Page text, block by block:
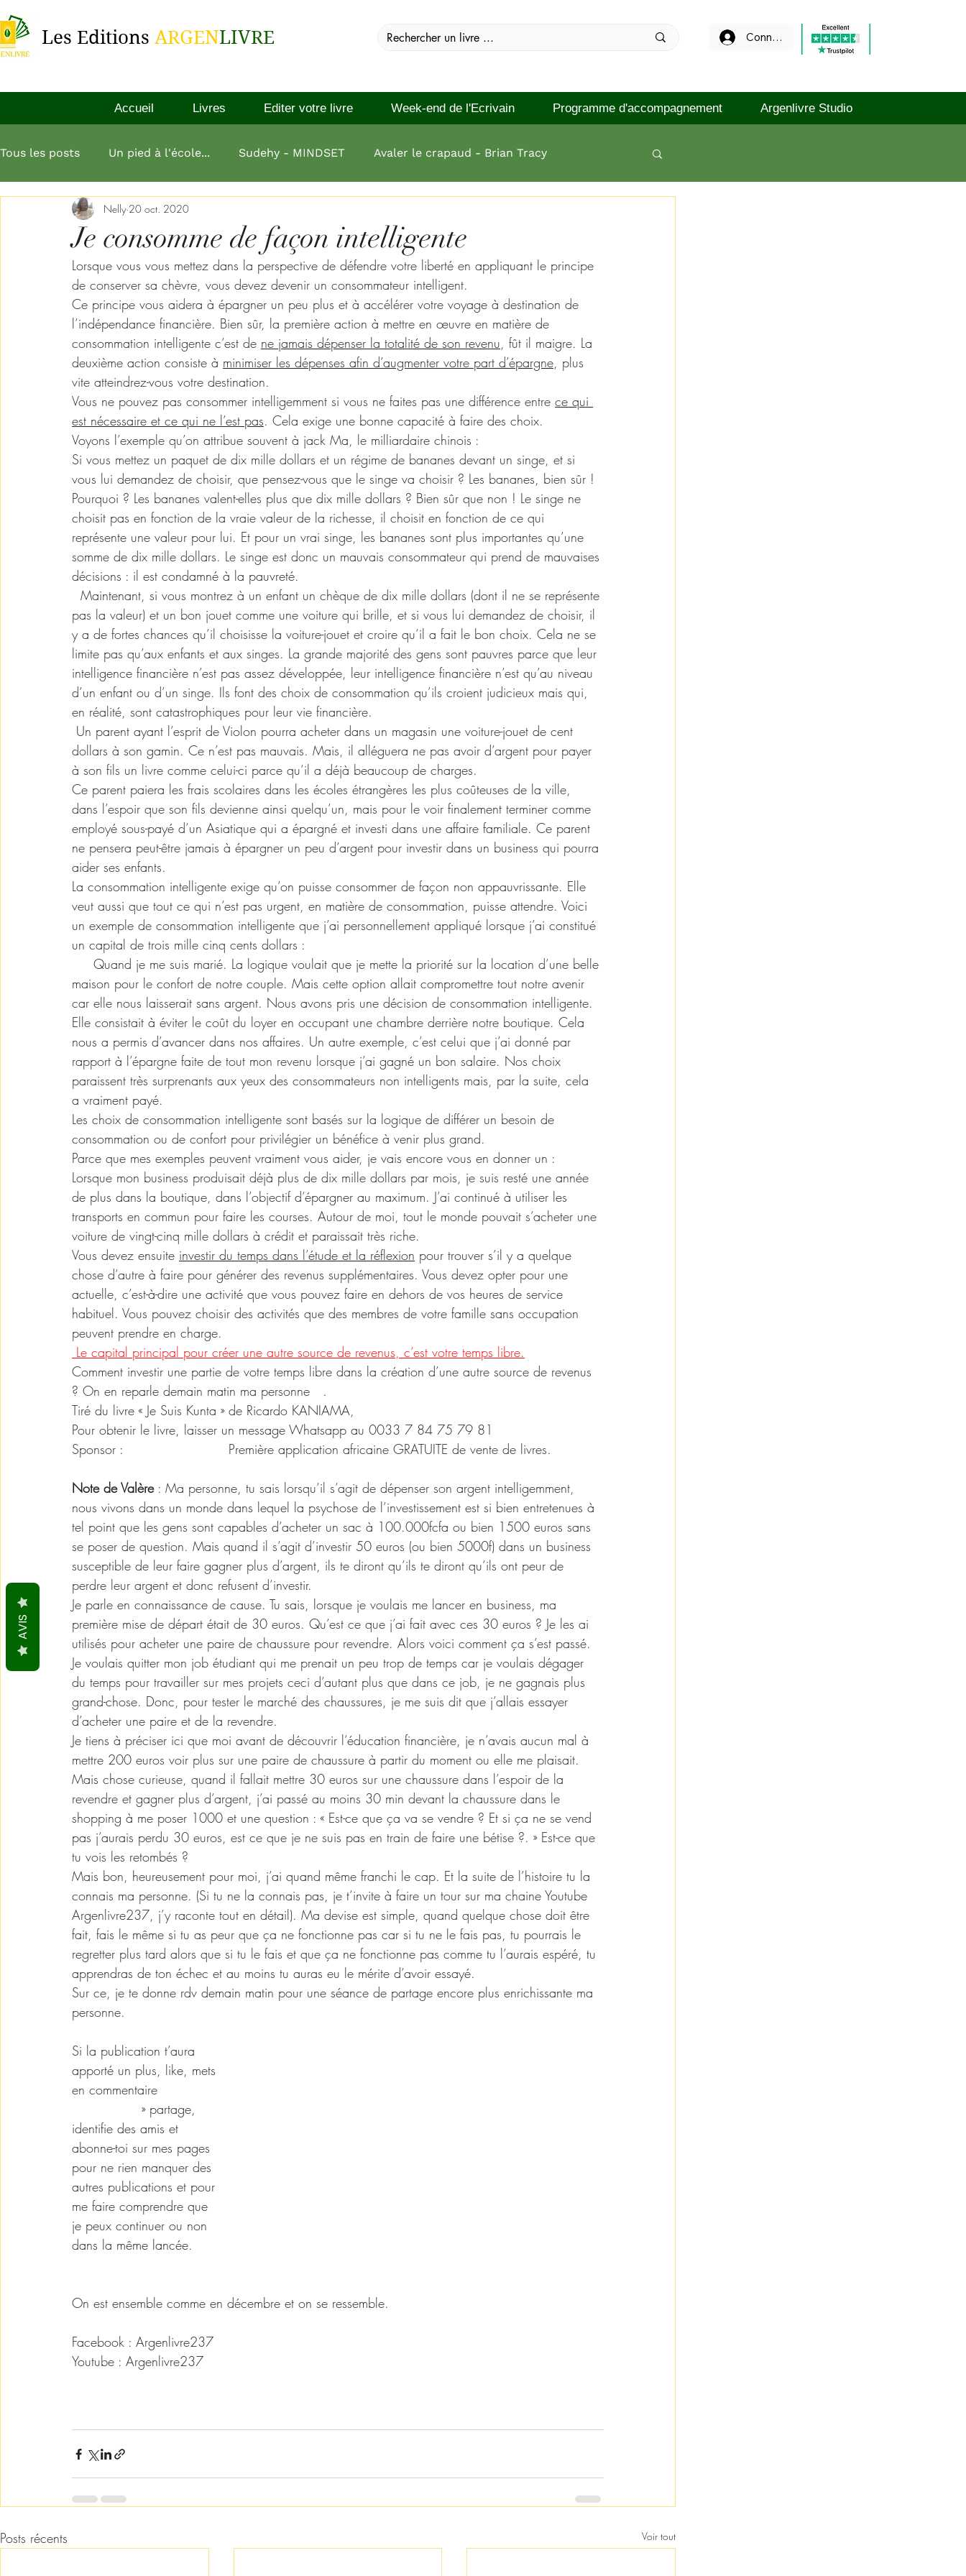
Les Editions ARGENLIVRE Connexion
Accueil Livres Editer votre livre Week-end de l'Ecrivain Programme d'accompagnement Argenlivre Studio
Tous les posts Un pied à l'école... Sudehy - MINDSET Avaler le crapaud - Brian Tracy
L'esprit millionnaire Aliko Dangote
L homme le plus riche de babylone
Je consomme de façon intelligente
Nelly 20 oct. 2020
Lorsque vous vous mettez dans la perspective de défendre votre liberté en appliquant le principe
de conserver sa chèvre, vous devez devenir un consommateur intelligent.
Ce principe vous aidera à épargner un peu plus et à accélérer votre voyage à destination de
l’indépendance financière. Bien sûr, la première action à mettre en œuvre en matière de
consommation intelligente c’est de ne jamais dépenser la totalité de son revenu, fût il maigre. La
deuxième action consiste à minimiser les dépenses afin d’augmenter votre part d’épargne, plus
vite atteindrez-vous votre destination.
Vous ne pouvez pas consommer intelligemment si vous ne faites pas une différence entre ce qui
est nécessaire et ce qui ne l’est pas. Cela exige une bonne capacité à faire des choix.
Voyons l’exemple qu’on attribue souvent à jack Ma, le milliardaire chinois :
Si vous mettez un paquet de dix mille dollars et un régime de bananes devant un singe, et si
vous lui demandez de choisir, que pensez-vous que le singe va choisir ? Les bananes, bien sûr !
Pourquoi ? Les bananes valent-elles plus que dix mille dollars ? Bien sûr que non ! Le singe ne
choisit pas en fonction de la vraie valeur de la richesse, il choisit en fonction de ce qui
représente une valeur pour lui. Et pour un vrai singe, les bananes sont plus importantes qu’une
somme de dix mille dollars. Le singe est donc un mauvais consommateur qui prend de mauvaises
décisions : il est condamné à la pauvreté.
pas la valeur) et un bon jouet comme une voiture qui brille, et si vous lui demandez de choisir, il
y a de fortes chances qu’il choisisse la voiture-jouet et croire qu’il a fait le bon choix. Cela ne se
limite pas qu’aux enfants et aux singes. La grande majorité des gens sont pauvres parce que leur
intelligence financière n’est pas assez développée, leur intelligence financière n’est qu’au niveau
d’un enfant ou d’un singe. Ils font des choix de consommation qu’ils croient judicieux mais qui,
en réalité, sont catastrophiques pour leur vie financière.
dollars à son gamin. Ce n’est pas mauvais. Mais, il alléguera ne pas avoir d’argent pour payer
à son fils un livre comme celui-ci parce qu’il a déjà beaucoup de charges.
Ce parent paiera les frais scolaires dans les écoles étrangères les plus coûteuses de la ville,
dans l’espoir que son fils devienne ainsi quelqu’un, mais pour le voir finalement terminer comme
employé sous-payé d’un Asiatique qui a épargné et investi dans une affaire familiale. Ce parent
ne pensera peut-être jamais à épargner un peu d’argent pour investir dans un business qui pourra
aider ses enfants.
La consommation intelligente exige qu’on puisse consommer de façon non appauvrissante. Elle
veut aussi que tout ce qui n’est pas urgent, en matière de consommation, puisse attendre. Voici
un exemple de consommation intelligente que j’ai personnellement appliqué lorsque j’ai constitué
un capital de trois mille cinq cents dollars :
maison pour le confort de notre couple. Mais cette option allait compromettre tout notre avenir
car elle nous laisserait sans argent. Nous avons pris une décision de consommation intelligente.
Elle consistait à éviter le coût du loyer en occupant une chambre derrière notre boutique. Cela
nous a permis d’avancer dans nos affaires. Un autre exemple, c’est celui que j’ai donné par
rapport à l’épargne faite de tout mon revenu lorsque j’ai gagné un bon salaire. Nos choix
paraissent très surprenants aux yeux des consommateurs non intelligents mais, par la suite, cela
a vraiment payé.
Les choix de consommation intelligente sont basés sur la logique de différer un besoin de
consommation ou de confort pour privilégier un bénéfice à venir plus grand.
Parce que mes exemples peuvent vraiment vous aider, je vais encore vous en donner un :
Lorsque mon business produisait déjà plus de dix mille dollars par mois, je suis resté une année
de plus dans la boutique, dans l’objectif d’épargner au maximum. J’ai continué à utiliser les
transports en commun pour faire les courses. Autour de moi, tout le monde pouvait s’acheter une
voiture de vingt-cinq mille dollars à crédit et paraissait très riche.
Vous devez ensuite investir du temps dans l’étude et la réflexion pour trouver s’il y a quelque
chose d’autre à faire pour générer des revenus supplémentaires. Vous devez opter pour une
actuelle, c’est-à-dire une activité que vous pouvez faire en dehors de vos heures de service
habituel. Vous pouvez choisir des activités que des membres de votre famille sans occupation
peuvent prendre en charge.
Le capital principal pour créer une autre source de revenus, c’est votre temps libre.
Comment investir une partie de votre temps libre dans la création d’une autre source de revenus
? On en reparle demain matin ma personne   .
Tiré du livre « Je Suis Kunta » de Ricardo KANIAMA,
Pour obtenir le livre, laisser un message Whatsapp au 0033 7 84 75 79 81
Sponsor :
Première application africaine GRATUITE de vente de livres.
Note de Valère : Ma personne, tu sais lorsqu’il s’agit de dépenser son argent intelligemment,
nous vivons dans un monde dans lequel la psychose de l’investissement est si bien entretenues à
tel point que les gens sont capables d’acheter un sac à 100.000fcfa ou bien 1500 euros sans
se poser de question. Mais quand il s’agit d’investir 50 euros (ou bien 5000f) dans un business
susceptible de leur faire gagner plus d’argent, ils te diront qu’ils te diront qu’ils ont peur de
perdre leur argent et donc refusent d’investir.
Je parle en connaissance de cause. Tu sais, lorsque je voulais me lancer en business, ma
première mise de départ était de 30 euros. Qu’est ce que j’ai fait avec ces 30 euros ? Je les ai
utilisés pour acheter une paire de chaussure pour revendre. Alors voici comment ça s’est passé.
Je voulais quitter mon job étudiant qui me prenait un peu trop de temps car je voulais dégager
du temps pour travailler sur mes projets ceci d’autant plus que dans ce job, je ne gagnais plus
grand-chose. Donc, pour tester le marché des chaussures, je me suis dit que j’allais essayer
d’acheter une paire et de la revendre.
Je tiens à préciser ici que moi avant de découvrir l’éducation financière, je n’avais aucun mal à
mettre 200 euros voir plus sur une paire de chaussure à partir du moment ou elle me plaisait.
Mais chose curieuse, quand il fallait mettre 30 euros sur une chaussure dans l’espoir de la
revendre et gagner plus d’argent, j’ai passé au moins 30 min devant la chaussure dans le
shopping à me poser 1000 et une question : « Est-ce que ça va se vendre ? Et si ça ne se vend
pas j’aurais perdu 30 euros, est ce que je ne suis pas en train de faire une bétise ?. » Est-ce que
tu vois les retombés ?
Mais bon, heureusement pour moi, j’ai quand même franchi le cap. Et la suite de l’histoire tu la
connais ma personne. (Si tu ne la connais pas, je t’invite à faire un tour sur ma chaine Youtube
Argenlivre237, j’y raconte tout en détail). Ma devise est simple, quand quelque chose doit être
fait, fais le même si tu as peur que ça ne fonctionne pas car si tu ne le fais pas, tu pourrais le
regretter plus tard alors que si tu le fais et que ça ne fonctionne pas comme tu l’aurais espéré, tu
apprendras de ton échec et au moins tu auras eu le mérite d’avoir essayé.
Sur ce, je te donne rdv demain matin pour une séance de partage encore plus enrichissante ma
personne.
Si la publication t’aura
apporté un plus, like, mets
en commentaire
» partage,
identifie des amis et
abonne-toi sur mes pages
pour ne rien manquer des
autres publications et pour
me faire comprendre que
je peux continuer ou non
dans la même lancée.
On est ensemble comme en décembre et on se ressemble.
Facebook : Argenlivre237
Youtube : Argenlivre237
Posts récents Voir tout
AVIS